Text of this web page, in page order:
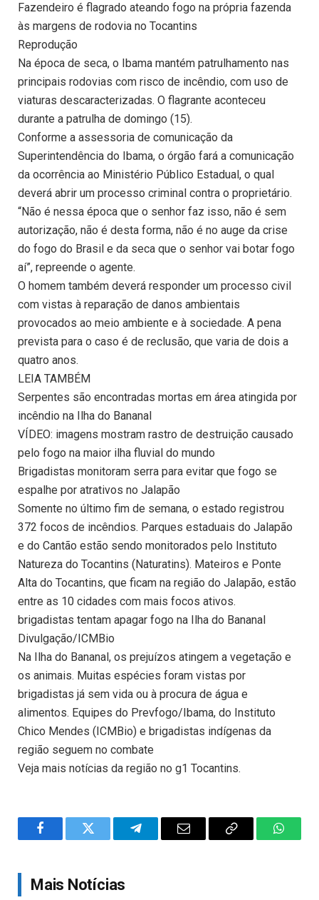
Fazendeiro é flagrado ateando fogo na própria fazenda
às margens de rodovia no Tocantins
Reprodução
Na época de seca, o Ibama mantém patrulhamento nas
principais rodovias com risco de incêndio, com uso de
viaturas descaracterizadas. O flagrante aconteceu
durante a patrulha de domingo (15).
Conforme a assessoria de comunicação da
Superintendência do Ibama, o órgão fará a comunicação
da ocorrência ao Ministério Público Estadual, o qual
deverá abrir um processo criminal contra o proprietário.
“Não é nessa época que o senhor faz isso, não é sem
autorização, não é desta forma, não é no auge da crise
do fogo do Brasil e da seca que o senhor vai botar fogo
aí”, repreende o agente.
O homem também deverá responder um processo civil
com vistas à reparação de danos ambientais
provocados ao meio ambiente e à sociedade. A pena
prevista para o caso é de reclusão, que varia de dois a
quatro anos.
LEIA TAMBÉM
Serpentes são encontradas mortas em área atingida por
incêndio na Ilha do Bananal
VÍDEO: imagens mostram rastro de destruição causado
pelo fogo na maior ilha fluvial do mundo
Brigadistas monitoram serra para evitar que fogo se
espalhe por atrativos no Jalapão
Somente no último fim de semana, o estado registrou
372 focos de incêndios. Parques estaduais do Jalapão
e do Cantão estão sendo monitorados pelo Instituto
Natureza do Tocantins (Naturatins). Mateiros e Ponte
Alta do Tocantins, que ficam na região do Jalapão, estão
entre as 10 cidades com mais focos ativos.
brigadistas tentam apagar fogo na Ilha do Bananal
Divulgação/ICMBio
Na Ilha do Bananal, os prejuízos atingem a vegetação e
os animais. Muitas espécies foram vistas por
brigadistas já sem vida ou à procura de água e
alimentos. Equipes do Prevfogo/Ibama, do Instituto
Chico Mendes (ICMBio) e brigadistas indígenas da
região seguem no combate
Veja mais notícias da região no g1 Tocantins.
FacebookTwitter TelegramEmail
Copy
Mais Notícias